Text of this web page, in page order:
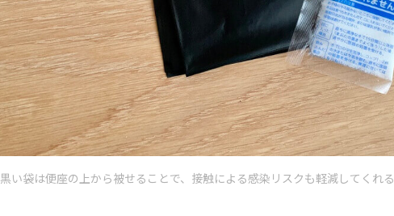
黒い袋は便座の上から被せることで、接触による感染リスクも軽減してくれる